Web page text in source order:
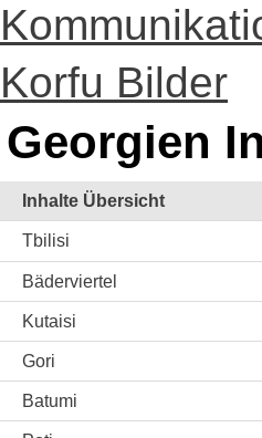
Korfu Bilder
Georgien
Inhalte Übersicht
Tbilisi
Bäderviertel
Kutaisi
Gori
Batumi